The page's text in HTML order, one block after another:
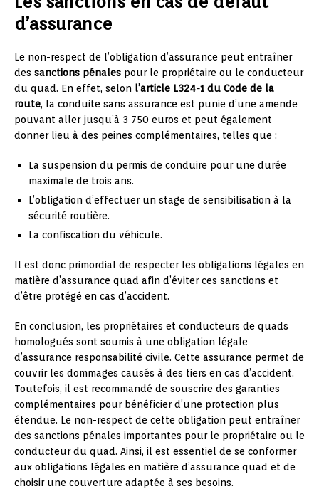
d’assurance
Le non-respect de l’obligation d’assurance peut entraîner
des sanctions pénales pour le propriétaire ou le conducteur
du quad. En effet, selon l’article L324-1 du Code de la
route, la conduite sans assurance est punie d’une amende
pouvant aller jusqu’à 3 750 euros et peut également
donner lieu à des peines complémentaires, telles que :
La suspension du permis de conduire pour une durée
maximale de trois ans.
L’obligation d’effectuer un stage de sensibilisation à la
sécurité routière.
La confiscation du véhicule.
Il est donc primordial de respecter les obligations légales en
matière d’assurance quad afin d’éviter ces sanctions et
d’être protégé en cas d’accident.
En conclusion, les propriétaires et conducteurs de quads
homologués sont soumis à une obligation légale
d’assurance responsabilité civile. Cette assurance permet de
couvrir les dommages causés à des tiers en cas d’accident.
Toutefois, il est recommandé de souscrire des garanties
complémentaires pour bénéficier d’une protection plus
étendue. Le non-respect de cette obligation peut entraîner
des sanctions pénales importantes pour le propriétaire ou le
conducteur du quad. Ainsi, il est essentiel de se conformer
aux obligations légales en matière d’assurance quad et de
choisir une couverture adaptée à ses besoins.